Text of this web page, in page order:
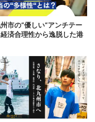
市の“優しい“アンチテー
済合理性から逸脱した港